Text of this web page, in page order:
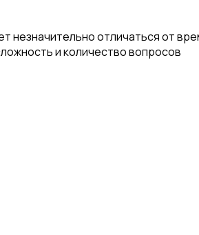
незначительно отличаться от
и количество вопросов